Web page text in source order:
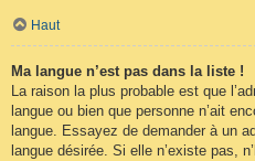
Haut
Ma langue n’est pas dans la liste !
La raison la plus probable est que
langue ou bien que personne n’ait
langue. Essayez de demander à un
langue désirée. Si elle n’existe pas,